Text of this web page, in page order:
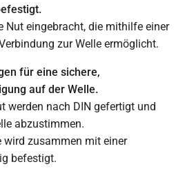
Nut eingebracht, die mithilfe einer
zur Welle ermöglicht.
für eine sichere,
auf der Welle.
werden nach DIN gefertigt und
abzustimmen.
wird zusammen mit einer
befestigt.